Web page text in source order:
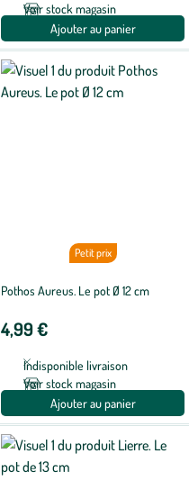
Voir stock magasin
Ajouter au panier
Petit prix
Pothos Aureus. Le pot Ø 12 cm
4,99 €
Indisponible livraison
Voir stock magasin
Ajouter au panier